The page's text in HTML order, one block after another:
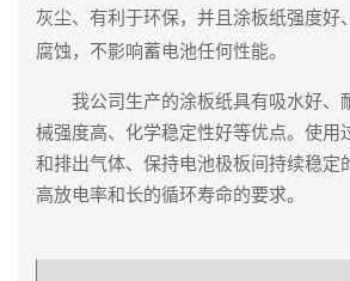
灰尘、有利于环保，并且涂板纸强度好
腐蚀，不影响蓄电池任何性能。
我公司生产的涂板纸具有吸水好、
械强度高、化学稳定性好等优点。使用
和排出气体、保持电池极板间持续稳定
高放电率和长的循环寿命的要求。